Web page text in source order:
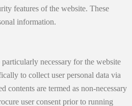
features of the website. These
information.
necessary for the website
to collect user personal data via
contents are termed as non-necessary
user consent prior to running